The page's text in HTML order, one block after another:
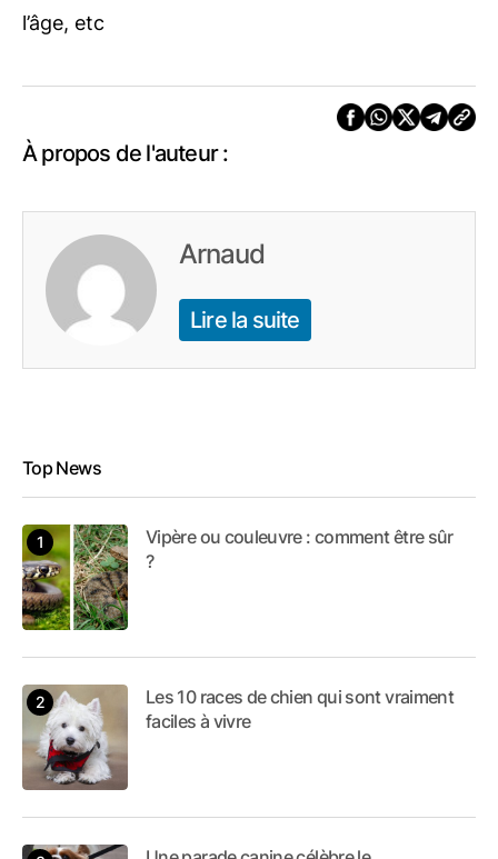
l’âge, etc
À propos de l'auteur :
Arnaud
Lire la suite
Top News
Vipère ou couleuvre : comment être sûr
?
Les 10 races de chien qui sont vraiment
faciles à vivre